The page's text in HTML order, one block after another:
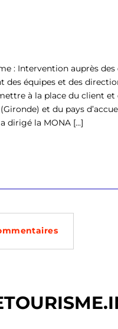
: Intervention auprès des
équipes et des
à la place du client
et du pays
dirigé la MONA [...]